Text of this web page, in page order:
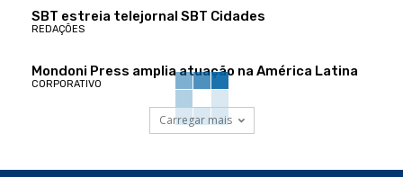
SBT estreia telejornal SBT Cidades
REDAÇÕES
Mondoni Press amplia atuação na América Latina
CORPORATIVO
Carregar mais